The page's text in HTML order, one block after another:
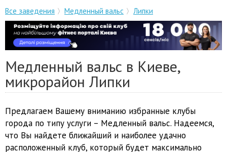
Все заведения Медленный вальс Липки
Медленный вальс в Киеве,
микрорайон Липки
Предлагаем Вашему вниманию избранные клубы
города по типу услуги – Медленный вальс. Надеемся,
что Вы найдете ближайший и наиболее удачно
расположенный клуб, который будет максимально